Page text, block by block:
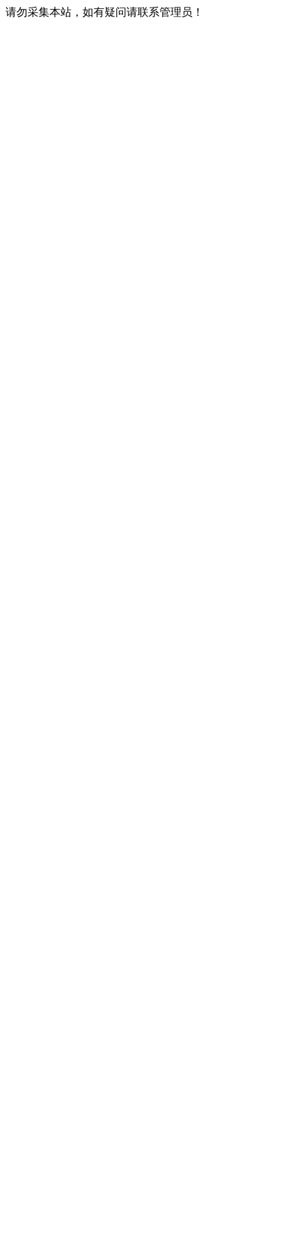
请勿采集本站，如有疑问请联系管理员！